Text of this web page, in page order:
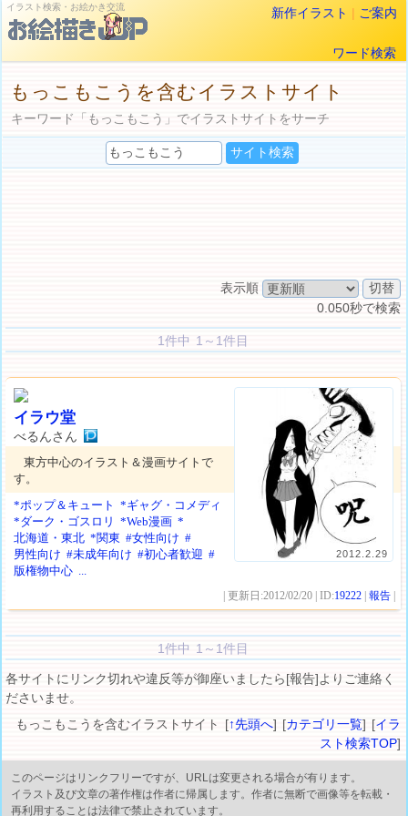
イラスト検索・お絵かき交流 新作イラスト | ご案内
ワード検索
もっこもこうを含むイラストサイト
キーワード「もっこもこう」でイラストサイトをサーチ
表示順
0.050秒で検索
1件中 1～1件目
2012.2.29
イラウ堂
べるんさん
東方中心のイラスト＆漫画サイトで
す。
*ポップ＆キュート
*ギャグ・コメディ
*ダーク・ゴスロリ
*Web漫画 *
北海道・東北 *関東 #女性向け #
男性向け #未成年向け #初心者歓迎 #
版権物中心 ...
| 更新日:2012/02/20 | ID:19222 |報告
1件中 1～1件目
各サイトにリンク切れや違反等が御座いましたら[報告]よりご連絡く
ださいませ。
もっこもこうを含むイラストサイト [↑先頭へ] [カテゴリ一覧] [イラ
スト検索TOP]
このページはリンクフリーですが、URLは変更される場合が有ります。
イラスト及び文章の著作権は作者に帰属します。作者に無断で画像等を転載・
再利用することは法律で禁止されています。